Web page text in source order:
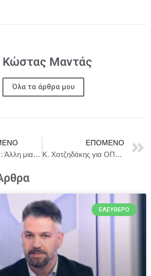
Κώστας Μαντάς
Όλα τα άρθρα μου
ΣΥΡΙΖΑ- ΠΣ : Άλλη μια κυνική δήλωση του κ.Φεύγα.
ΕΠΌΜΕΝΟ
Κ. Χατζηδάκης για ΟΠΕΚΕΠΕ: Είναι μονόδρομος να βάλουμε τάξη στα πράγματα
ΕΛΕΎΘΕΡΟ